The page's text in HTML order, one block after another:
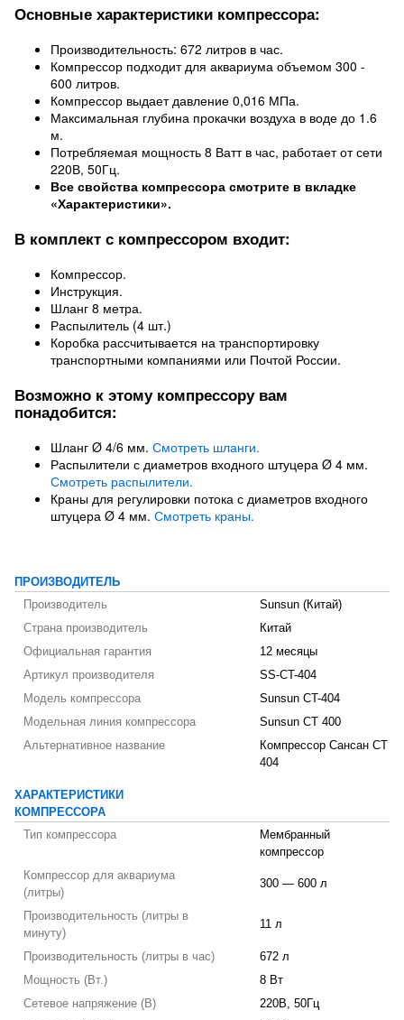
Основные характеристики компрессора:
Производительность: 672 литров в час.
Компрессор подходит для аквариума объемом 300 -
600 литров.
Компрессор выдает давление 0,016 МПа.
Максимальная глубина прокачки воздуха в воде до 1.6
м.
Потребляемая мощность 8 Ватт в час, работает от сети
220В, 50Гц.
Все свойства компрессора смотрите в вкладке
«Характеристики».
В комплект с компрессором входит:
Компрессор.
Инструкция.
Шланг 8 метра.
Распылитель (4 шт.)
Коробка рассчитывается на транспортировку
транспортными компаниями или Почтой России.
Возможно к этому компрессору вам
понадобится:
Шланг Ø 4/6 мм. Смотреть шланги.
Распылители с диаметров входного штуцера Ø 4 мм.
Смотреть распылители.
Краны для регулировки потока с диаметров входного
штуцера Ø 4 мм. Смотреть краны.
ПРОИЗВОДИТЕЛЬ
Производитель
Sunsun (Китай)
Страна производитель
Китай
Официальная гарантия
12 месяцы
Артикул производителя
SS-CT-404
Модель компрессора
Sunsun CT-404
Модельная линия компрессора
Sunsun CT 400
Альтернативное название
Компрессор Сансан СТ
404
ХАРАКТЕРИСТИКИ
КОМПРЕССОРА
Тип компрессора
Мембранный
компрессор
Компрессор для аквариума
(литры)
300 — 600 л
Производительность (литры в
минуту)
11 л
Производительность (литры в час)
672 л
Мощность (Вт.)
8 Вт
Сетевое напряжение (В)
220В, 50Гц